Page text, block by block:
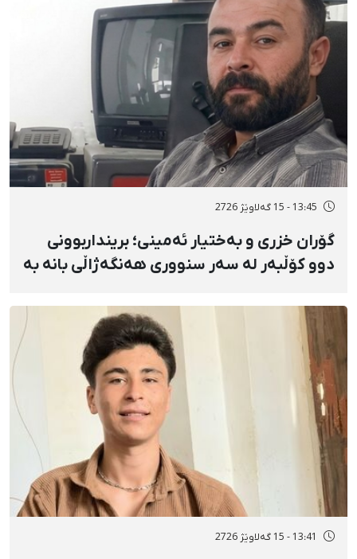
13:45 - 15 گەلاوێژ 2726
گۆران خزری و بەختیار ئەمینی؛ برینداربوونی
دوو کۆڵبەر لە سەر سنووری هەنگەژاڵی بانه بە
تەقینەوەی مین
13:41 - 15 گەلاوێژ 2726